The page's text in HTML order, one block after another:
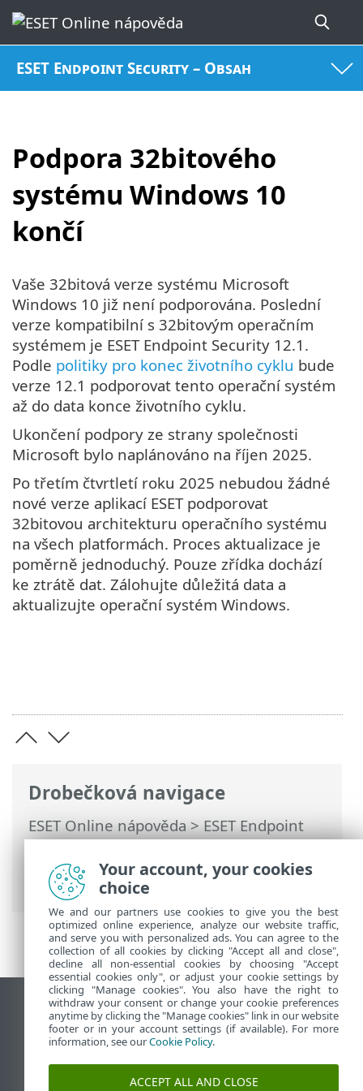
ESET Endpoint Security – Obsah
Podpora 32bitového
systému Windows 10
končí
Drobečková navigace
ESET Online nápověda>ESET Endpoint
Security>Specifikace >Systémové
požadavky> Podpora 32bitového
systému Windows 10 končí
Vaše 32bitová verze systému Microsoft
Windows 10 již není podporována. Poslední
verze kompatibilní s 32bitovým operačním
systémem je ESET Endpoint Security 12.1.
Podle politiky pro konec životního cyklu bude
verze 12.1 podporovat tento operační systém
až do data konce životního cyklu.
Ukončení podpory ze strany společnosti
Microsoft bylo naplánováno na říjen 2025.
Po třetím čtvrtletí roku 2025 nebudou žádné
nové verze aplikací ESET podporovat
32bitovou architekturu operačního systému
na všech platformách. Proces aktualizace je
poměrně jednoduchý. Pouze zřídka dochází
ke ztrátě dat. Zálohujte důležitá data a
aktualizujte operační systém Windows.
Zobrazit verzi pro počítač
End of Life
ESET Databáze znalostí
ESET Forum
Your account, your cookies
choice
We and our partners use cookies to give you the best
optimized online experience, analyze our website traffic,
and serve you with personalized ads. You can agree to the
collection of all cookies by clicking "Accept all and close",
decline all non-essential cookies by choosing "Accept
essential cookies only", or adjust your cookie settings by
clicking "Manage cookies". You also have the right to
withdraw your consent or change your cookie preferences
anytime by clicking the "Manage cookies" link in our website
footer or in your account settings (if available). For more
information, see ourCookie Policy.
ACCEPT ALL AND CLOSE